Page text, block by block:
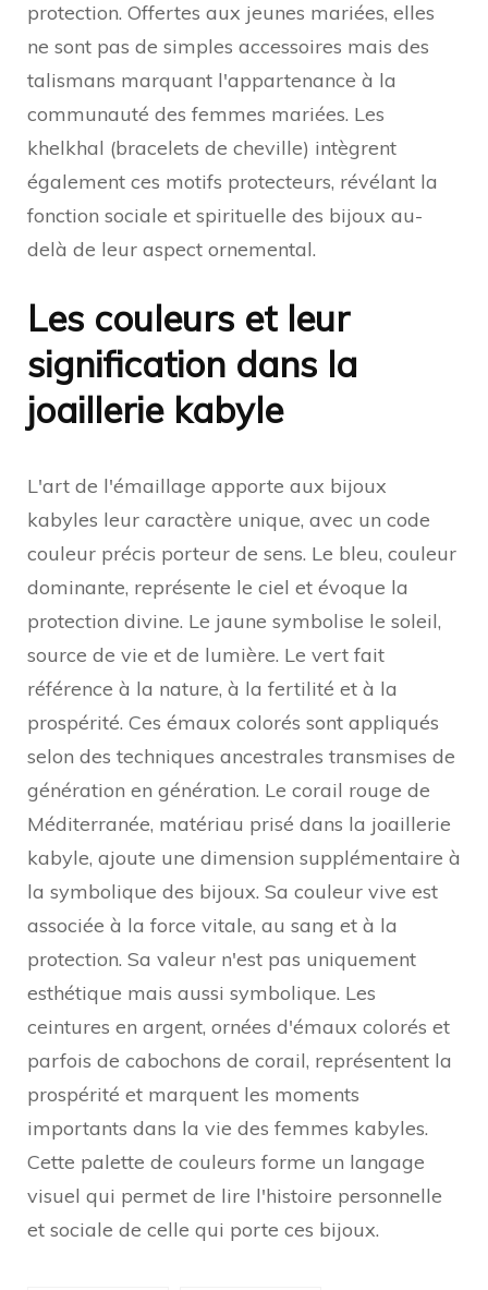
protection. Offertes aux jeunes mariées, elles
ne sont pas de simples accessoires mais des
talismans marquant l'appartenance à la
communauté des femmes mariées. Les
khelkhal (bracelets de cheville) intègrent
également ces motifs protecteurs, révélant la
fonction sociale et spirituelle des bijoux au-
delà de leur aspect ornemental.
Les couleurs et leur
signification dans la
joaillerie kabyle
L'art de l'émaillage apporte aux bijoux
kabyles leur caractère unique, avec un code
couleur précis porteur de sens. Le bleu, couleur
dominante, représente le ciel et évoque la
protection divine. Le jaune symbolise le soleil,
source de vie et de lumière. Le vert fait
référence à la nature, à la fertilité et à la
prospérité. Ces émaux colorés sont appliqués
selon des techniques ancestrales transmises de
génération en génération. Le corail rouge de
Méditerranée, matériau prisé dans la joaillerie
kabyle, ajoute une dimension supplémentaire à
la symbolique des bijoux. Sa couleur vive est
associée à la force vitale, au sang et à la
protection. Sa valeur n'est pas uniquement
esthétique mais aussi symbolique. Les
ceintures en argent, ornées d'émaux colorés et
parfois de cabochons de corail, représentent la
prospérité et marquent les moments
importants dans la vie des femmes kabyles.
Cette palette de couleurs forme un langage
visuel qui permet de lire l'histoire personnelle
et sociale de celle qui porte ces bijoux.